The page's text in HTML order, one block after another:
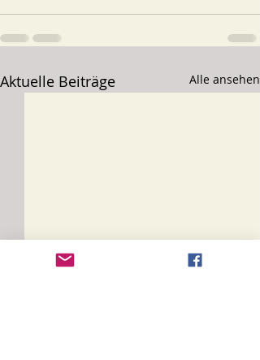
Aktuelle Beiträge Alle ansehen